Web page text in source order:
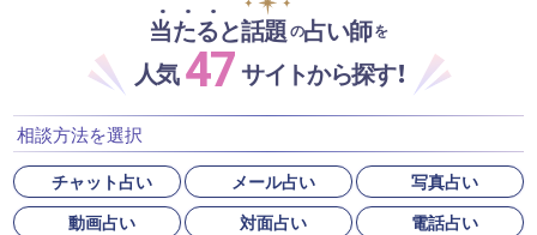
当たると話題の占い師を
人気47サイトから探す！
相談方法を選択
チャット占い メール占い
写真占い
動画占い
対面占い 電話占い